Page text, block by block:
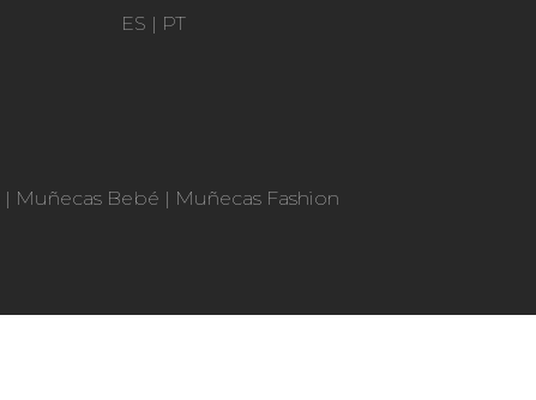
ES | PT
| Muñecas Bebé | Muñecas Fashion